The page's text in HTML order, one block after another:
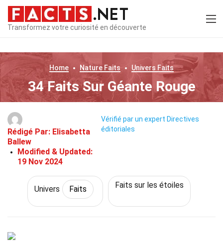
Transformez votre curiosité en découverte
Home Nature Faits Univers Faits
34 Faits Sur Géante Rouge
Rédigé Par: Elisabetta
Ballew
Modified & Updated:
19 Nov 2024
Vérifié par un expert Directives
éditoriales
Univers Faits Faits sur les étoiles